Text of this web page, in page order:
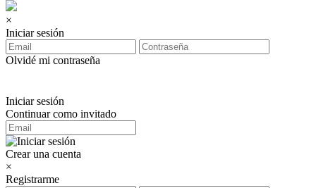
×
Iniciar sesión
Olvidé mi contraseña
Iniciar sesión
Continuar como invitado
Crear una cuenta
×
Registrarme